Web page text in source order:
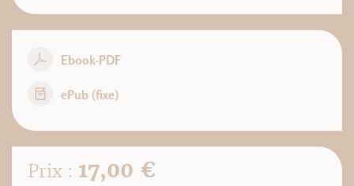
Ebook-PDF
ePub (fixe)
Prix : 17,00 €